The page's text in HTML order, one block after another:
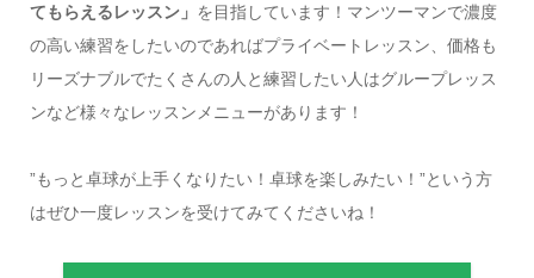
てもらえるレッスン」 を目指しています！マンツーマンで濃度
の高い練習をしたいのであればプライベートレッスン、価格も
リーズナブルでたくさんの人と練習したい人はグループレッス
ンなど様々なレッスンメニューがあります！
”もっと卓球が上手くなりたい！卓球を楽しみたい！”という方
はぜひ一度レッスンを受けてみてくださいね！